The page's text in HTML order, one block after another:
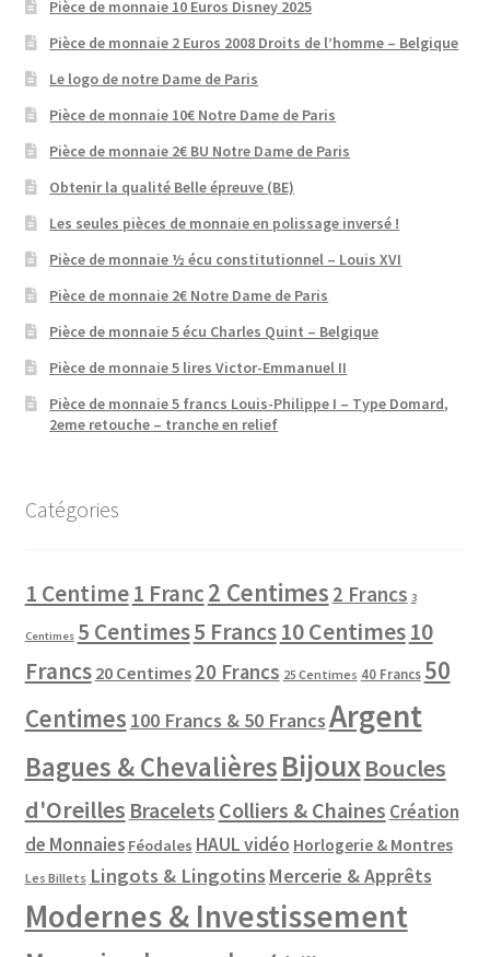
Pièce de monnaie 10 Euros Disney 2025
Pièce de monnaie 2 Euros 2008 Droits de l’homme – Belgique
Le logo de notre Dame de Paris
Pièce de monnaie 10€ Notre Dame de Paris
Pièce de monnaie 2€ BU Notre Dame de Paris
Obtenir la qualité Belle épreuve (BE)
Les seules pièces de monnaie en polissage inversé !
Pièce de monnaie ½ écu constitutionnel – Louis XVI
Pièce de monnaie 2€ Notre Dame de Paris
Pièce de monnaie 5 écu Charles Quint – Belgique
Pièce de monnaie 5 lires Victor-Emmanuel II
Pièce de monnaie 5 francs Louis-Philippe I – Type Domard,
2eme retouche – tranche en relief
Catégories
1 Centime1 Franc2 Centimes 2 Francs 3
Centimes 5 Centimes5 Francs10 Centimes10
Francs 20 Centimes 20 Francs 25 Centimes 40 Francs 50
Centimes 100 Francs & 50 FrancsArgent
Bagues & ChevalièresBijouxBoucles
d'Oreilles Bracelets Colliers & Chaines Création
de Monnaies Féodales HAUL vidéo Horlogerie & Montres
Les Billets Lingots & Lingotins Mercerie & Apprêts
Modernes & Investissement